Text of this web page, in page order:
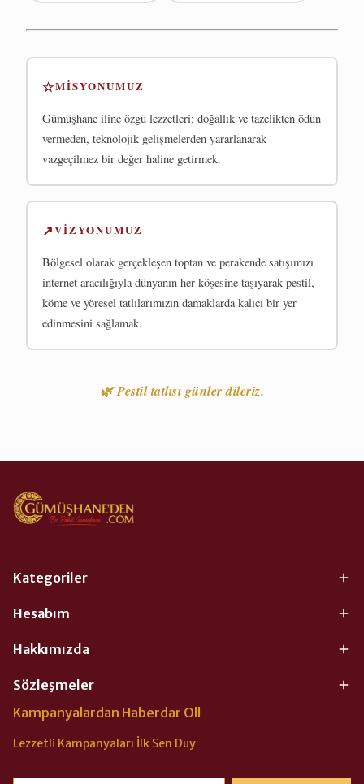
☆MISYONUMUZ
Gümüşhane iline özgü lezzetleri; doğallık ve tazelikten ödün
vermeden, teknolojik gelişmelerden yararlanarak
vazgeçilmez bir değer haline getirmek.
↗VIZYONUMUZ
Bölgesel olarak gerçekleşen toptan ve perakende satışımızı
internet aracılığıyla dünyanın her köşesine taşıyarak pestil,
köme ve yöresel tatlılarımızın damaklarda kalıcı bir yer
edinmesini sağlamak.
🌿 Pestil tatlısı günler dileriz.
Kategoriler
Hesabım
Hakkımızda
Sözleşmeler
Kampanyalardan Haberdar Oll
Lezzetli Kampanyaları İlk Sen Duy